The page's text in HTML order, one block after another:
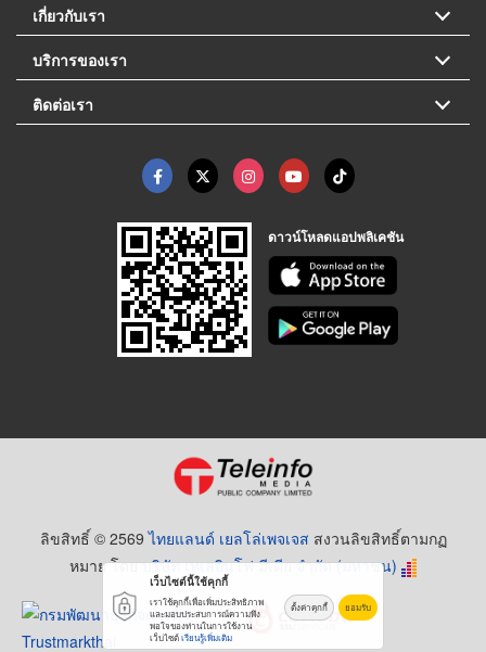
เกี่ยวกับเรา
บริการของเรา
ติดต่อเรา
ดาวน์โหลดแอปพลิเคชัน
ลิขสิทธิ์ © 2569ไทยแลนด์ เยลโล่เพจเจส สงวนลิขสิทธิ์ตามกฏ
หมาย โดยบริษัท เทเลอินโฟ มีเดีย จำกัด (มหาชน)
เว็บไซต์นี้ใช้คุกกี้
เราใช้คุกกี้เพื่อเพิ่มประสิทธิภาพ
และมอบประสบการณ์ความพึง
พอใจของท่านในการใช้งาน
เว็บไซต์เรียนรู้เพิ่มเติม
ตั้งค่าคุกกี้ ยอมรับ